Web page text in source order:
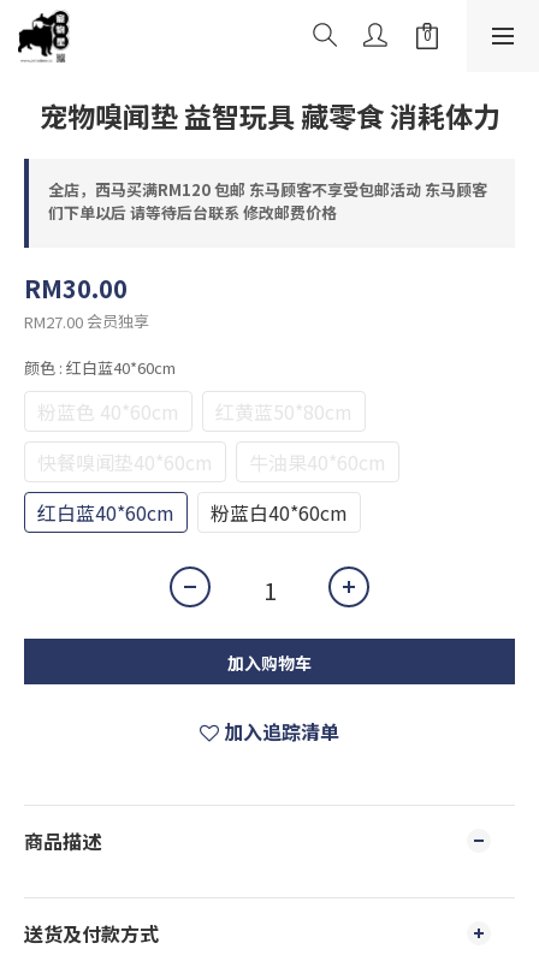
宠物嗅闻垫 益智玩具 藏零食 消耗体力
全店，西马买满RM120 包邮 东马顾客不享受包邮活动 东马顾客
们下单以后 请等待后台联系 修改邮费价格
RM30.00
RM27.00 会员独享
颜色 : 红白蓝40*60cm
粉蓝色 40*60cm
红黄蓝50*80cm
快餐嗅闻垫40*60cm
牛油果40*60cm
红白蓝40*60cm
粉蓝白40*60cm
加入购物车
加入追踪清单
商品描述
送货及付款方式